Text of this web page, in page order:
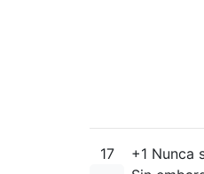
17 +1 Nunca